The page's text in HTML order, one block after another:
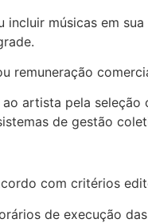
músicas em
remuneração
artista pela
de gestão
com critérios
de execução